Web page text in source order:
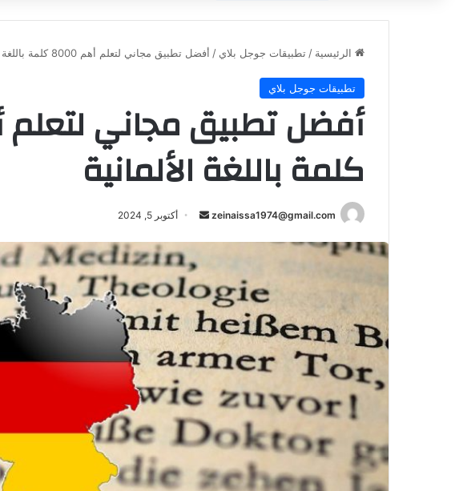
الرئيسية / تطبيقات جوجل بلاي / أفضل تطبيق مجاني لتعلم أهم 8000 كلمة باللغة الألمانية
تطبيقات جوجل بلاي
كلمة باللغة الألمانية
zeinaissa1974@gmail.com
أرسل
إلكترونيا
أكتوبر 5, 2024